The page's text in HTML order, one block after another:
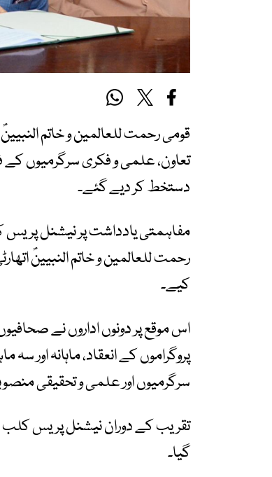
قومی رحمت للعالمین و خاتم
تعاون، علمی و فکری سرگرمیوں کے
دستخط کر دیے گئے۔
مفاہمتی یادداشت پر نیشنل پریس
رحمت للعالمین و خاتم النبیینؐ
کیے۔
اس موقع پر دونوں اداروں نے
پروگراموں کے انعقاد، ماہانہ
سرگرمیوں اور علمی و تحقیقی
تقریب کے دوران نیشنل پریس کلب
گیا۔